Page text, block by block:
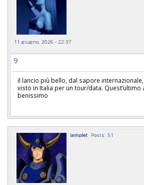
11 giugno, 2026 - 22:37
9
il lancio più bello, dal sapore
visto in Italia per un tour/data. Quest’ultimo
benissimo
iamplet Posts: 51